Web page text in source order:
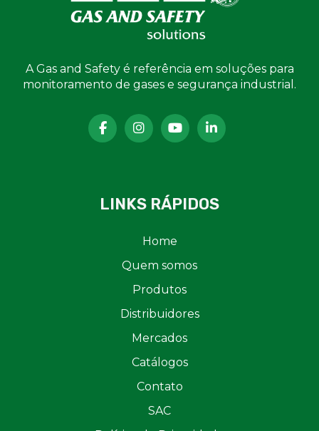
A Gas and Safety é referência em soluções para
monitoramento de gases e segurança industrial.
LINKS RÁPIDOS
Home
Quem somos
Produtos
Distribuidores
Mercados
Catálogos
Contato
SAC